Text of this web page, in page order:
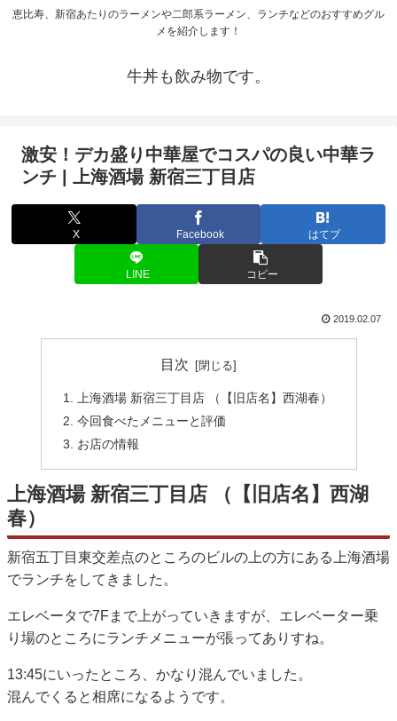
恵比寿、新宿あたりのラーメンや二郎系ラーメン、ランチなどのおすすめグル
メを紹介します！
牛丼も飲み物です。
激安！デカ盛り中華屋でコスパの良い中華ラ
ンチ | 上海酒場 新宿三丁目店
X Facebook はてブ
LINE コピー
2019.02.07
目次
上海酒場 新宿三丁目店 （【旧店名】西湖春）
今回食べたメニューと評価
お店の情報
上海酒場 新宿三丁目店 （【旧店名】西湖
春）
新宿五丁目東交差点のところのビルの上の方にある上海酒場
でランチをしてきました。
エレベータで7Fまで上がっていきますが、エレベーター乗
り場のところにランチメニューが張ってありすね。
13:45にいったところ、かなり混んでいました。
混んでくると相席になるようです。